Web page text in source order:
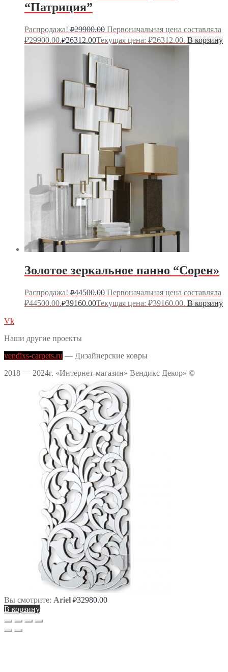
“Патриция”
Распродажа! ₽29900.00 Первоначальная цена составляла
₽29900.00.₽26312.00Текущая цена: ₽26312.00. В корзину
Золотое зеркальное панно “Сорен»
Распродажа! ₽44500.00 Первоначальная цена составляла
₽44500.00.₽39160.00Текущая цена: ₽39160.00. В корзину
Vk
Наши другие проекты
vendixs-carpets.ru — Дизайнерские ковры
2018 — 2024г. «Интернет-магазин» Вендикс Декор» ©
Вы смотрите: Ariel ₽32980.00
В корзину